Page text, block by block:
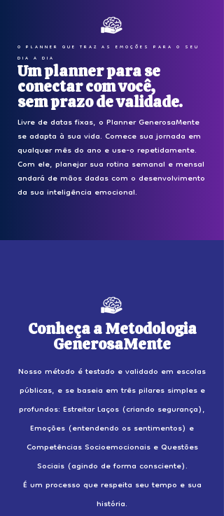
O PLANNER QUE TRAZ AS EMOÇÕES PARA O SEU
DIA A DIA
Um planner para se
conectar com você,
sem prazo de validade.
Livre de datas fixas, o Planner GenerosaMente
se adapta à sua vida. Comece sua jornada em
qualquer mês do ano e use-o repetidamente.
Com ele, planejar sua rotina semanal e mensal
andará de mãos dadas com o desenvolvimento
da sua inteligência emocional.
Conheça a Metodologia
GenerosaMente
Nosso método é testado e validado em escolas
públicas, e se baseia em três pilares simples e
profundos: Estreitar Laços (criando segurança),
Emoções (entendendo os sentimentos) e
Competências Socioemocionais e Questões
Sociais (agindo de forma consciente).
É um processo que respeita seu tempo e sua
história.